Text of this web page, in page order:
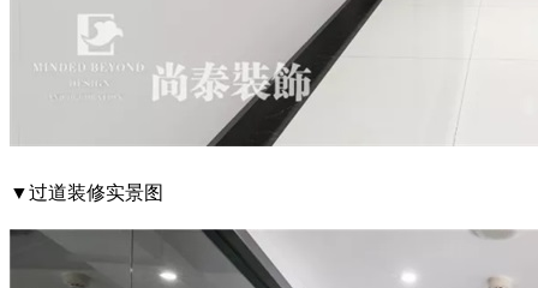
▼过道装修实景图